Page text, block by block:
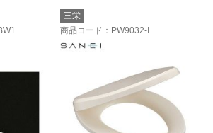
三栄
商品コード ：PW9032-I